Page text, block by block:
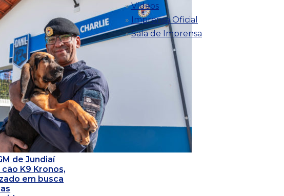
de Jundiaí
K9 Kronos,
em busca
Vídeos
Imprensa Oficial
Sala de Imprensa